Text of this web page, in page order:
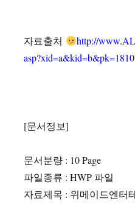
자료출처
http://
[문서정보]
문서분량 : 10 Page
파일종류 : HWP 파일
자료제목 : 위메이드엔터